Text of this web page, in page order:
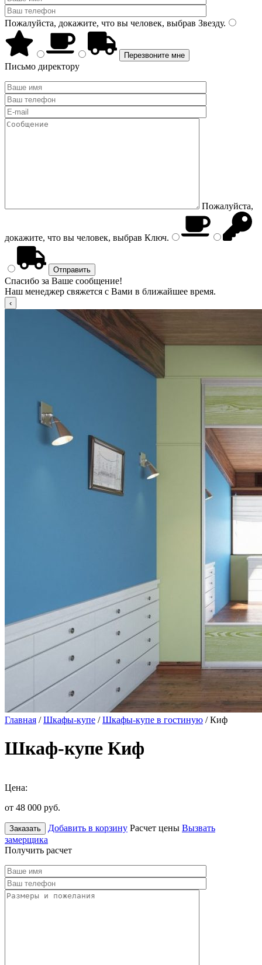
Пожалуйста, докажите, что вы человек, выбрав Звезду.
Письмо директору
Пожалуйста,
докажите, что вы человек, выбрав Ключ.
Спасибо за Ваше сообщение!
Наш менеджер свяжется с Вами в ближайшее время.
Главная /Шкафы-купе /Шкафы-купе в гостиную / Киф
Шкаф-купе Киф
Цена:
от 48 000 руб.
Заказать Добавить в корзину Расчет цены Вызвать
замерщика
Получить расчет